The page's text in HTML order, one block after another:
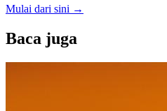
Mulai dari sini →
Baca juga